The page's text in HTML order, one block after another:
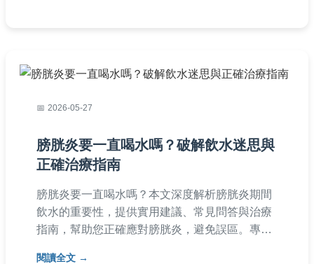
2026-05-27
膀胱炎要一直喝水嗎？破解飲水迷思與
正確治療指南
膀胱炎要一直喝水嗎？本文深度解析膀胱炎期間
飲水的重要性，提供實用建議、常見問答與治療
指南，幫助您正確應對膀胱炎，避免誤區。專家
閱讀全文